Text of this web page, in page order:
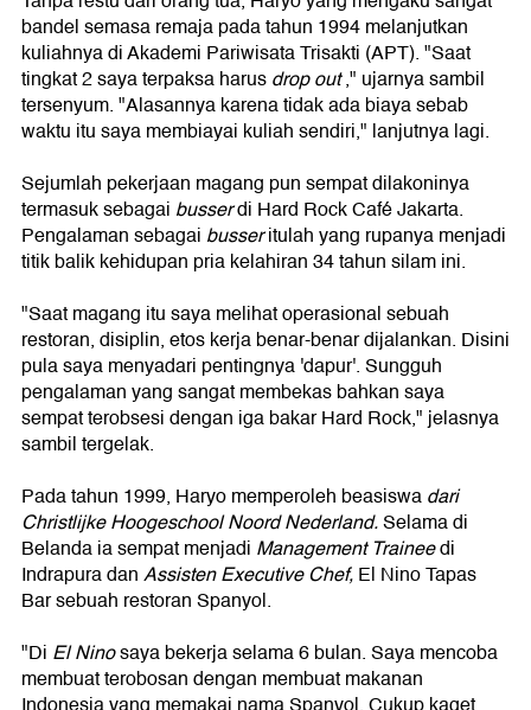
bandel semasa remaja pada tahun 1994 melanjutkan
kuliahnya di Akademi Pariwisata Trisakti (APT). "Saat
tingkat 2 saya terpaksa harusdrop out," ujarnya sambil
tersenyum. "Alasannya karena tidak ada biaya sebab
waktu itu saya membiayai kuliah sendiri," lanjutnya lagi.
Sejumlah pekerjaan magang pun sempat dilakoninya
termasuk sebagai busserdi Hard Rock Café Jakarta.
Pengalaman sebagai busseritulah yang rupanya menjadi
titik balik kehidupan pria kelahiran 34 tahun silam ini.
"Saat magang itu saya melihat operasional sebuah
restoran, disiplin, etos kerja benar-benar dijalankan. Disini
pula saya menyadari pentingnya 'dapur'. Sungguh
pengalaman yang sangat membekas bahkan saya
sempat terobsesi dengan iga bakar Hard Rock," jelasnya
sambil tergelak.
Pada tahun 1999, Haryo memperoleh beasiswadari
Christlijke Hoogeschool Noord Nederland.Selama di
Belanda ia sempat menjadi Management Traineedi
Indrapura danAssisten Executive Chef,El Nino Tapas
Bar sebuah restoran Spanyol.
"Di El Ninosaya bekerja selama 6 bulan. Saya mencoba
membuat terobosan dengan membuat makanan